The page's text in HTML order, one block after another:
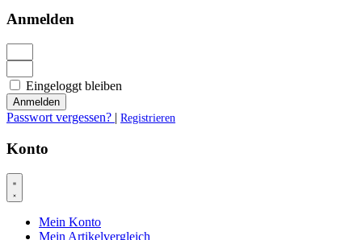
Anmelden
Eingeloggt bleiben
Anmelden
Passwort vergessen? | Registrieren
Konto
Mein Konto
Mein Artikelvergleich